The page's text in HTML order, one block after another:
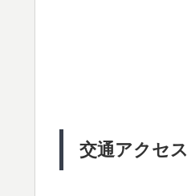
交通アクセス